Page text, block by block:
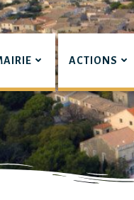
de
ACTIONS